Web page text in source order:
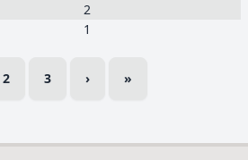
2
1
2 3 › »